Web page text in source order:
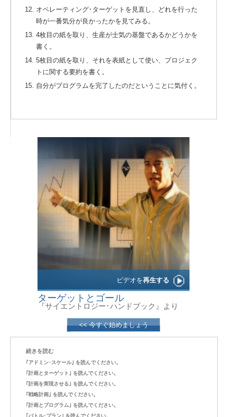
ビデオを再生する
ターゲットとゴール
『サイエントロジー･ハンドブック』より
<< 今すぐ始めましょう
12. オペレーティング･ターゲットを見直し、どれを行った
時が一番気分が良かったかを見てみる。
13. 4枚目の紙を取り、生産が士気の基盤であるかどうかを
書く。
14. 5枚目の紙を取り、それを表紙として使い、プロジェク
トに関する要約を書く。
15. 自分がプログラムを完了したのだということに気付く。
続きを読む
｢アドミン･スケール｣ を読んでください。
｢計画とターゲット｣ を読んでください。
｢計画を実現させる｣ を読んでください。
｢戦略計画｣ を読んでください。
｢計画とプログラム｣ を読んでください。
｢バトル･プラン｣ を読んでください。